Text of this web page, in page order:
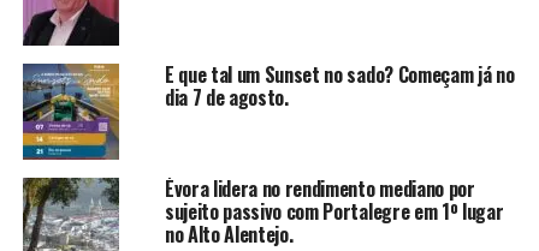
E que tal um Sunset no sado? Começam já no
dia 7 de agosto.
Évora lidera no rendimento mediano por
sujeito passivo com Portalegre em 1º lugar
no Alto Alentejo.